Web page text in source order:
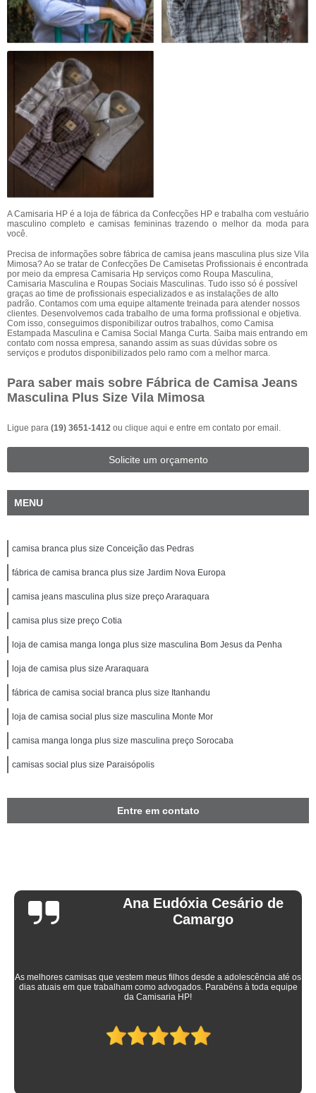
A Camisaria HP é a loja de fábrica da Confecções HP e trabalha com vestuário
masculino completo e camisas femininas trazendo o melhor da moda para
você.
Precisa de informações sobre fábrica de camisa jeans masculina plus size Vila
Mimosa? Ao se tratar de Confecções De Camisetas Profissionais é encontrada
por meio da empresa Camisaria Hp serviços como Roupa Masculina,
Camisaria Masculina e Roupas Sociais Masculinas. Tudo isso só é possível
graças ao time de profissionais especializados e as instalações de alto
padrão. Contamos com uma equipe altamente treinada para atender nossos
clientes. Desenvolvemos cada trabalho de uma forma profissional e objetiva.
Com isso, conseguimos disponibilizar outros trabalhos, como Camisa
Estampada Masculina e Camisa Social Manga Curta. Saiba mais entrando em
contato com nossa empresa, sanando assim as suas dúvidas sobre os
serviços e produtos disponibilizados pelo ramo com a melhor marca.
Para saber mais sobre Fábrica de Camisa Jeans
Masculina Plus Size Vila Mimosa
Ligue para (19) 3651-1412 ou clique aqui e entre em contato por email.
Solicite um orçamento
MENU
camisa branca plus size Conceição das Pedras
fábrica de camisa branca plus size Jardim Nova Europa
camisa jeans masculina plus size preço Araraquara
camisa plus size preço Cotia
loja de camisa manga longa plus size masculina Bom Jesus da Penha
loja de camisa plus size Araraquara
fábrica de camisa social branca plus size Itanhandu
loja de camisa social plus size masculina Monte Mor
camisa manga longa plus size masculina preço Sorocaba
camisas social plus size Paraisópolis
Entre em contato
Ana Eudóxia Cesário de
Camargo
As melhores camisas que vestem meus filhos desde a adolescência até os
dias atuais em que trabalham como advogados. Parabéns à toda equipe
da Camisaria HP!